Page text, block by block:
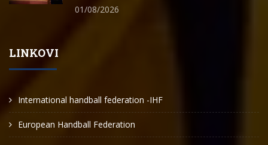
01/08/2026
LINKOVI
International handball federation -IHF
European Handball Federation